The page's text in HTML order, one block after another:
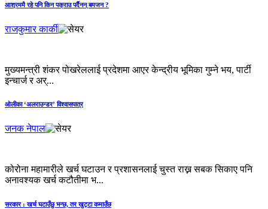
आश्रममै रहे पनि किन पक्राउ पर्दैनन् बमजन ?
राजकुमार कार्की
मुख्यमन्त्री शंकर पोखरेललाई प्रदेशमा आएर केन्द्रीय भूमिका गुम्ने भय, पार्टी
इन्चार्ज र अर्...
ओलीका ‘अलराउन्डर’ विश्वासपात्र
जनक नेपाल
कोरोना महामारीले खर्च घटाउन र प्रशासनलाई चुस्त राख्न सबक सिकाए पनि
अनावश्यक खर्च कटौतीमा भ...
सरकार : खर्च घटाउँछु भन्छ, तर खुट्टा कमाउँछ